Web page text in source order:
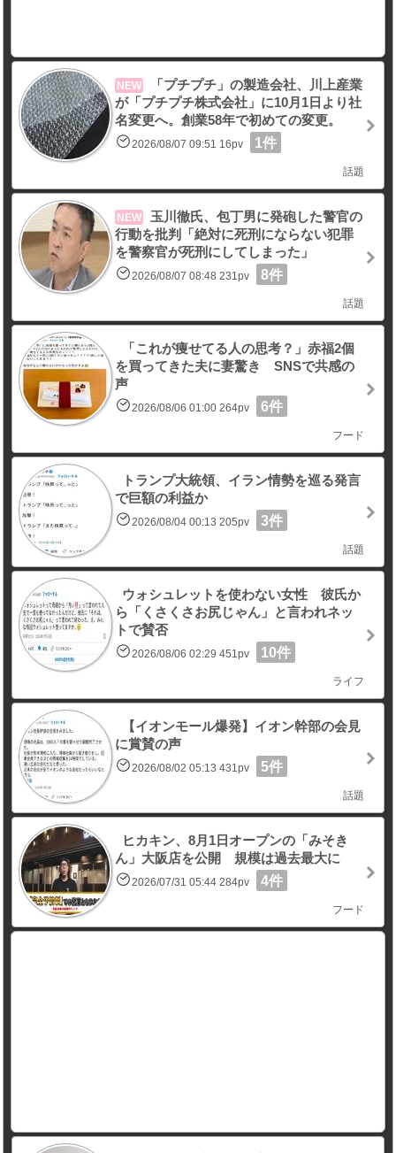
NEW
「プチプチ」の製造会社、川上産業
が「プチプチ株式会社」に10月1日より社
名変更へ。創業58年で初めての変更。
2026/08/07 09:51 16pv 1件
話題
NEW
玉川徹氏、包丁男に発砲した警官の
行動を批判「絶対に死刑にならない犯罪
を警察官が死刑にしてしまった」
2026/08/07 08:48 231pv 8件
話題
「これが痩せてる人の思考？」赤福2個
を買ってきた夫に妻驚き SNSで共感の
声
2026/08/06 01:00 264pv 6件
フード
トランプ大統領、イラン情勢を巡る発言
で巨額の利益か
2026/08/04 00:13 205pv 3件
話題
ウォシュレットを使わない女性 彼氏か
ら「くさくさお尻じゃん」と言われネッ
トで賛否
2026/08/06 02:29 451pv 10件
ライフ
【イオンモール爆発】イオン幹部の会見
に賞賛の声
2026/08/02 05:13 431pv 5件
話題
ヒカキン、8月1日オープンの「みそき
ん」大阪店を公開 規模は過去最大に
2026/07/31 05:44 284pv 4件
フード